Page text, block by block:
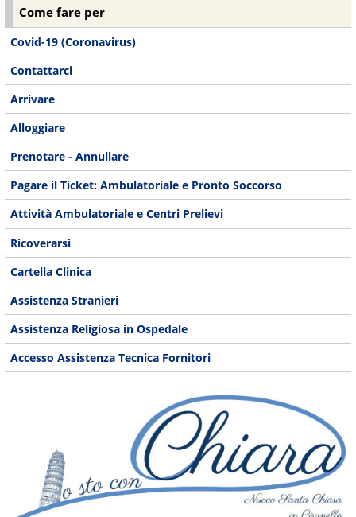
Come fare per
Covid-19 (Coronavirus)
Contattarci
Arrivare
Alloggiare
Prenotare - Annullare
Pagare il Ticket: Ambulatoriale e Pronto Soccorso
Attività Ambulatoriale e Centri Prelievi
Ricoverarsi
Cartella Clinica
Assistenza Stranieri
Assistenza Religiosa in Ospedale
Accesso Assistenza Tecnica Fornitori